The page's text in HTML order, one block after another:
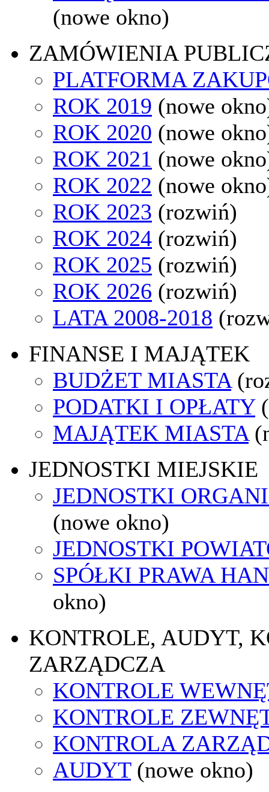
(nowe okno)
ZAMÓWIENIA
PLATFORMA
ROK 2019 (nowe
ROK 2020 (nowe
ROK 2021 (nowe
ROK 2022 (nowe
ROK 2023 (rozwiń)
ROK 2024 (rozwiń)
ROK 2025 (rozwiń)
ROK 2026 (rozwiń)
LATA 2008-2018
FINANSE I MAJĄTEK
BUDŻET MIASTA
PODATKI I OPŁATY
MAJĄTEK MIASTA
JEDNOSTKI MIEJSKIE
JEDNOSTKI
(nowe okno)
JEDNOSTKI
SPÓŁKI PRAWA
okno)
KONTROLE, AUDYT,
ZARZĄDCZA
KONTROLE
KONTROLE
KONTROLA
AUDYT (nowe okno)